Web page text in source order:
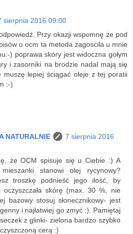
sierpnia 2016 09:00
Przy okazji wspomnę że pod
o ocm ta metoda zagoscila u mnie
) poprawa skóry jest widoczna gołym
i zasorniki na brodzie nadal mają się
muszę lepiej ściągać oleje z tej poratii
:-)
NATURALNIE
7 sierpnia 2016
że OCM spisuje się u Ciebie :) A
stanowi olej rycynowy?
troszkę podnieść jego ilość, by
oczyszczała skórę (max. 30 %, nie
bazowy stosuj słonecznikowy- jest
i najłatwiej go zmyć :). Pamiętaj
z glinki- zielona bardzo szybko
cerą :)